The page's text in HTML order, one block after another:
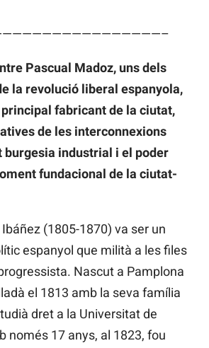
Pascual Madoz, uns dels
la revolució liberal espanyola,
fabricant de la ciutat,
de les interconnexions
burgesia industrial i el poder
fundacional de la ciutat-
(1805-1870) va ser un
espanyol que milità a les files
Nascut a Pamplona
el 1813 amb la seva família
dret a la Universitat de
només 17 anys, al 1823, fou